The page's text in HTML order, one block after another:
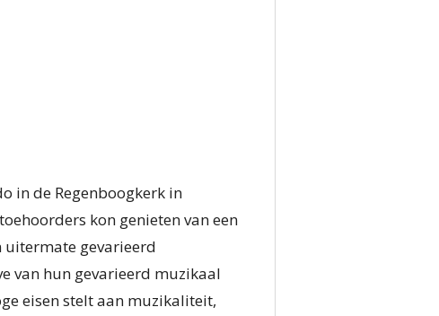
in de Regenboogkerk in
kon genieten van een
uitermate gevarieerd
van hun gevarieerd muzikaal
eisen stelt aan muzikaliteit,